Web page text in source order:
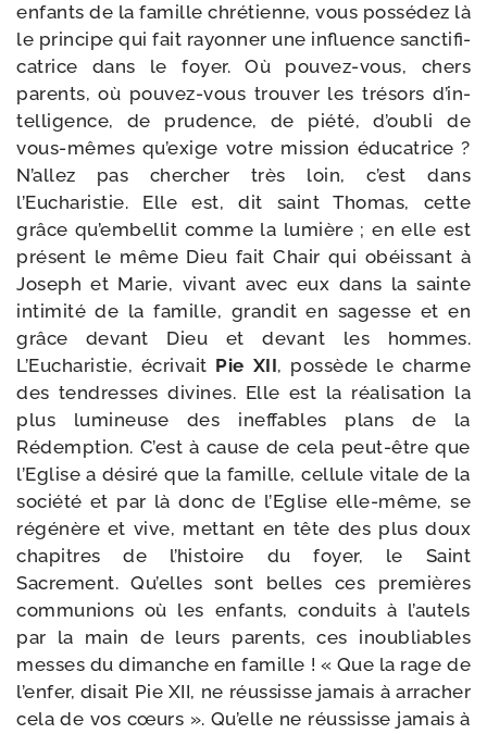
enfants de la famille chré­tienne, vous pos­sé­dez là
le prin­cipe qui fait rayon­ner une influence sanc­ti­fi­
ca­trice dans le foyer. Où pouvez-​vous, chers
parents, où pouvez-​vous trou­ver les tré­sors d’in­
tel­li­gence, de pru­dence, de pié­té, d’ou­bli de
vous-​mêmes qu’exige votre mis­sion édu­ca­trice ?
N’allez pas cher­cher très loin, c’est dans
l’Eucharistie. Elle est, dit saint Thomas, cette
grâce qu’embellit comme la lumière ; en elle est
pré­sent le même Dieu fait Chair qui obéis­sant à
Joseph et Marie, vivant avec eux dans la sainte
inti­mi­té de la famille, gran­dit en sagesse et en
grâce devant Dieu et devant les hommes.
L’Eucharistie, écri­vait Pie XII, pos­sède le charme
des ten­dresses divines. Elle est la réa­li­sa­tion la
plus lumi­neuse des inef­fables plans de la
Rédemption. C’est à cause de cela peut-​être que
l’Eglise a dési­ré que la famille, cel­lule vitale de la
socié­té et par là donc de l’Eglise elle-​même, se
régé­nère et vive, met­tant en tête des plus doux
cha­pitres de l’his­toire du foyer, le Saint
Sacrement. Qu’elles sont belles ces pre­mières
com­mu­nions où les enfants, conduits à l’au­tels
par la main de leurs parents, ces inou­bliables
messes du dimanche en famille ! « Que la rage de
l’en­fer, disait Pie XII, ne réus­sisse jamais à arra­cher
cela de vos cœurs ». Qu’elle ne réus­sisse jamais à